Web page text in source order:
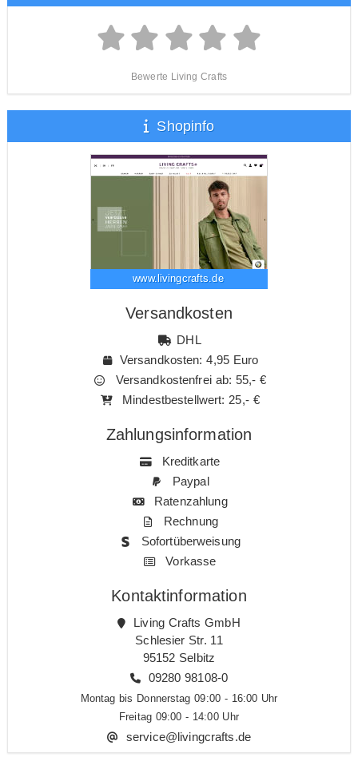
Bewerte Living Crafts
Shopinfo
www.livingcrafts.de
Versandkosten
DHL
Versandkosten: 4,95 Euro
Versandkostenfrei ab: 55,- €
Mindestbestellwert: 25,- €
Zahlungsinformation
Kreditkarte
Paypal
Ratenzahlung
Rechnung
Sofortüberweisung
Vorkasse
Kontaktinformation
Living Crafts GmbH
Schlesier Str. 11
95152 Selbitz
09280 98108-0
Montag bis Donnerstag 09:00 - 16:00 Uhr
Freitag 09:00 - 14:00 Uhr
service@livingcrafts.de